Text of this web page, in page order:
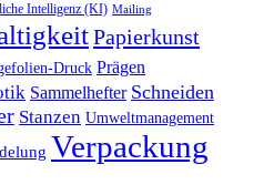
Intelligenz (KI) Mailing
Papierkunst
Druck Prägen
Sammelhefter Schneiden
Stanzen Umweltmanagement
Verpackung